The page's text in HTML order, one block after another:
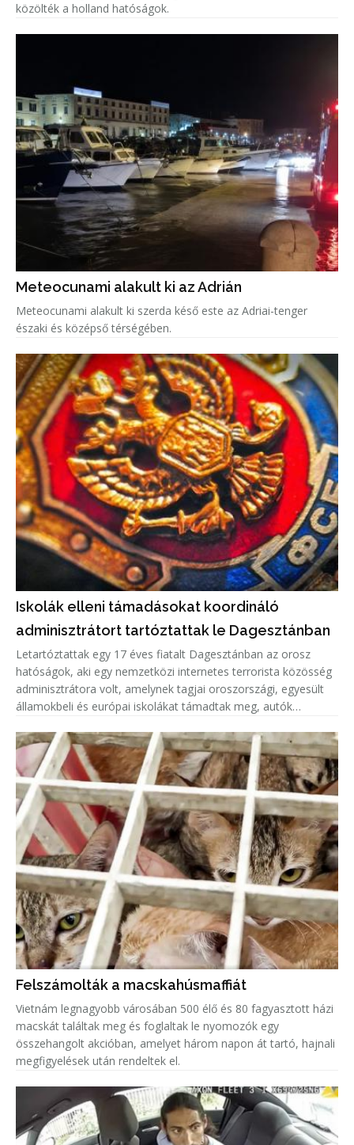
közölték a holland hatóságok.
Meteocunami alakult ki az Adrián
Meteocunami alakult ki szerda késő este az Adriai-tenger
északi és középső térségében.
Iskolák elleni támadásokat koordináló
adminisztrátort tartóztattak le Dagesztánban
Letartóztattak egy 17 éves fiatalt Dagesztánban az orosz
hatóságok, aki egy nemzetközi internetes terrorista közösség
adminisztrátora volt, amelynek tagjai oroszországi, egyesült
államokbeli és európai iskolákat támadtak meg, autók
Felszámolták a macskahúsmaffiát
Vietnám legnagyobb városában 500 élő és 80 fagyasztott házi
macskát találtak meg és foglaltak le nyomozók egy
összehangolt akcióban, amelyet három napon át tartó, hajnali
megfigyelések után rendeltek el.